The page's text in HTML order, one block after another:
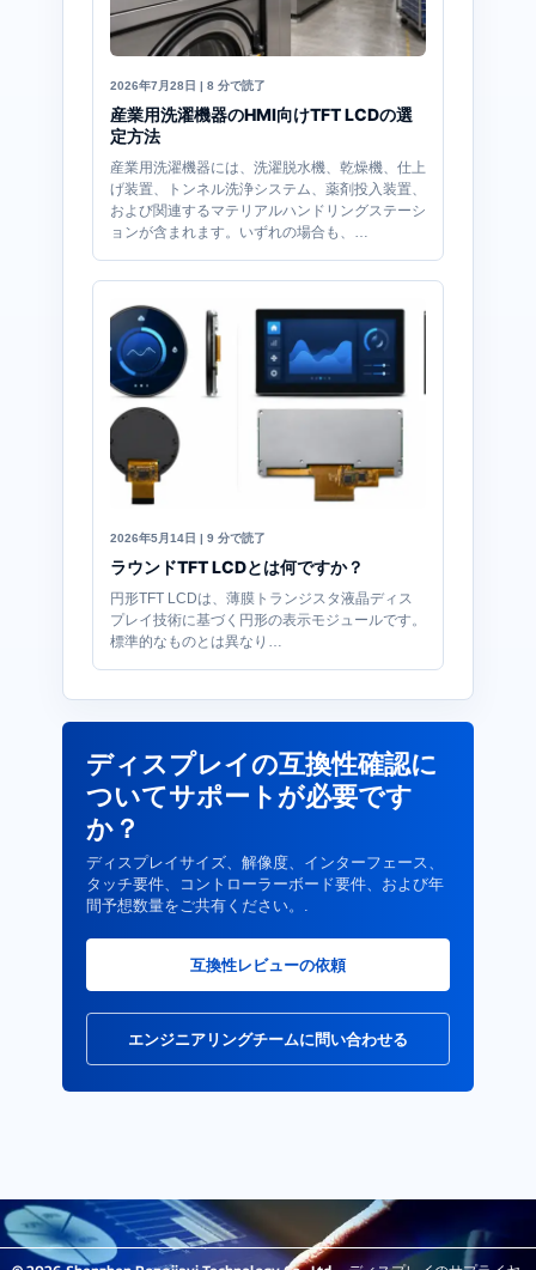
2026年7月28日 | 8 分で読了
産業用洗濯機器のHMI向けTFT LCDの選
定方法
産業用洗濯機器には、洗濯脱水機、乾燥機、仕上
げ装置、トンネル洗浄システム、薬剤投入装置、
および関連するマテリアルハンドリングステーシ
ョンが含まれます。いずれの場合も、…
2026年5月14日 | 9 分で読了
ラウンドTFT LCDとは何ですか？
円形TFT LCDは、薄膜トランジスタ液晶ディス
プレイ技術に基づく円形の表示モジュールです。
標準的なものとは異なり…
ディスプレイの互換性確認に
ついてサポートが必要です
か？
ディスプレイサイズ、解像度、インターフェース、
タッチ要件、コントローラーボード要件、および年
間予想数量をご共有ください。.
互換性レビューの依頼
エンジニアリングチームに問い合わせる